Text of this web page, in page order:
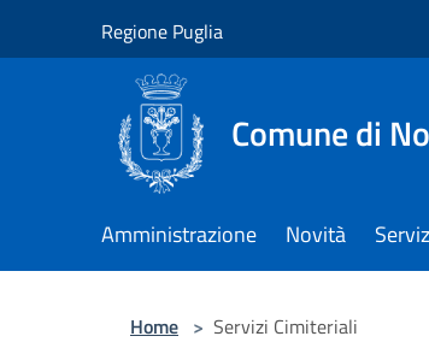
Regione Puglia
Comune di
Amministrazione Novità
Home > Servizi Cimiteriali